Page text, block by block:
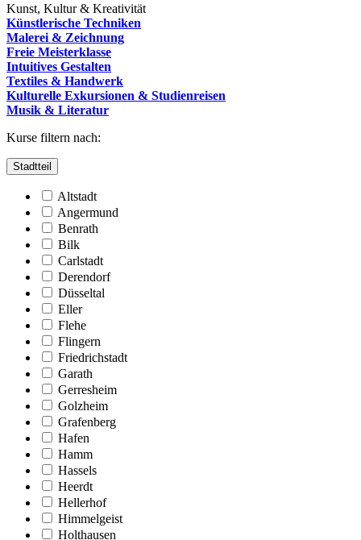
Kunst, Kultur & Kreativität
Künstlerische Techniken
Malerei & Zeichnung
Freie Meisterklasse
Intuitives Gestalten
Textiles & Handwerk
Kulturelle Exkursionen & Studienreisen
Musik & Literatur
Kurse filtern nach:
Stadtteil
Altstadt
Angermund
Benrath
Bilk
Carlstadt
Derendorf
Düsseltal
Eller
Flehe
Flingern
Friedrichstadt
Garath
Gerresheim
Golzheim
Grafenberg
Hafen
Hamm
Hassels
Heerdt
Hellerhof
Himmelgeist
Holthausen